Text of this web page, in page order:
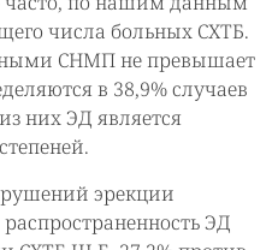
числа больных СХТБ.
СНМП не превышает
в 38,9% случаев
них ЭД является
эрекции
ЭД